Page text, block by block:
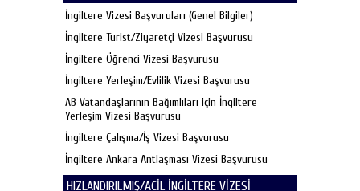
İngiltere Vizesi Başvuruları (Genel Bilgiler)
İngiltere Turist/Ziyaretçi Vizesi Başvurusu
İngiltere Öğrenci Vizesi Başvurusu
İngiltere Yerleşim/Evlilik Vizesi Başvurusu
AB Vatandaşlarının Bağımlıları için İngiltere
Yerleşim Vizesi Başvurusu
İngiltere Çalışma/İş Vizesi Başvurusu
İngiltere Ankara Antlaşması Vizesi Başvurusu
HIZLANDIRILMIŞ/ACİL İNGİLTERE VİZESİ